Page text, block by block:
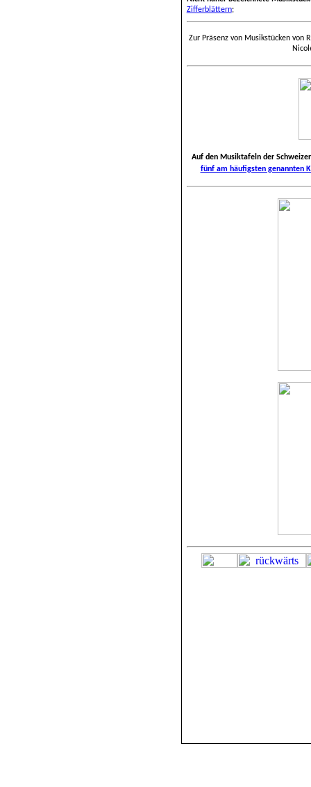
Zifferblättern;
Zur Präsenz von Musikstücken von
Auf den Musiktafeln der
fünf am häufigsten genannten